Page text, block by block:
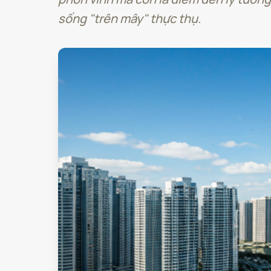
sống "trên mây" thực thụ.